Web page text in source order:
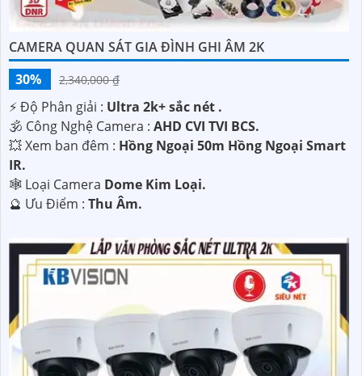
CAMERA QUAN SÁT GIA ĐÌNH GHI ÂM 2K
30%
2,340,000 ₫
️⚡ Độ Phân giải : Ultra 2k+ sắc nét .
🕉️ Công Nghệ Camera : AHD CVI TVI BCS.
💥 Xem ban đêm : Hồng Ngoại 50m Hồng Ngoại Smart
IR.
🕸️ Loại Camera Dome Kim Loại.
️🔮 Ưu Điểm : Thu Âm.